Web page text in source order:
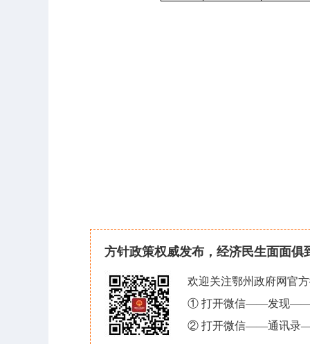
方针政策权威发布，经济民生面面俱
欢迎关注鄂州政府网官
① 打开微信——发现——
② 打开微信——通讯录